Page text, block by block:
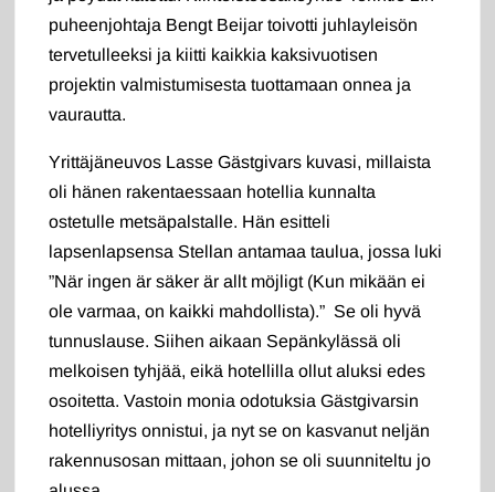
puheenjohtaja Bengt Beijar toivotti juhlayleisön
tervetulleeksi ja kiitti kaikkia kaksivuotisen
projektin valmistumisesta tuottamaan onnea ja
vaurautta.
Yrittäjäneuvos Lasse Gästgivars kuvasi, millaista
oli hänen rakentaessaan hotellia kunnalta
ostetulle metsäpalstalle. Hän esitteli
lapsenlapsensa Stellan antamaa taulua, jossa luki
”När ingen är säker är allt möjligt (Kun mikään ei
ole varmaa, on kaikki mahdollista).” Se oli hyvä
tunnuslause. Siihen aikaan Sepänkylässä oli
melkoisen tyhjää, eikä hotellilla ollut aluksi edes
osoitetta. Vastoin monia odotuksia Gästgivarsin
hotelliyritys onnistui, ja nyt se on kasvanut neljän
rakennusosan mittaan, johon se oli suunniteltu jo